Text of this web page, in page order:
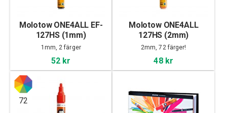
Molotow ONE4ALL EF-
127HS (1mm)
1mm, 2 färger
52 kr
Molotow ONE4ALL
127HS (2mm)
2mm, 72 färger!
48 kr
72